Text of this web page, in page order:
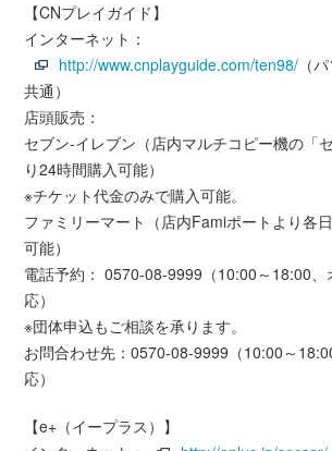
【CNプレイガイド】
インターネット：
http://www.cnplayguide.com/ten98/ （
共通）
店頭販売：
セブン-イレブン（店内マルチコピー機の「
り24時間購入可能）
※チケット代金のみで購入可能。
ファミリーマート（店内Famiポートより各
可能）
電話予約： 0570-08-9999（10:00～18:00、
応）
※団体申込もご相談を承ります。
お問合わせ先：0570-08-9999（10:00～
応）
【e+（イープラス）】